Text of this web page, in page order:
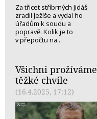
Za třicet stříbrných Jidáš
zradil Ježíše a vydal ho
úřadům k soudu a
popravě. Kolik je to
v přepočtu na...
Všichni prožíváme
těžké chvíle
(16.4.2025, 17:12)